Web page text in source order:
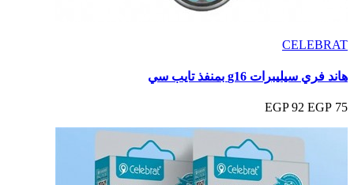
CELEBRAT
هاند فري سيليبرات g16 بمنفذ تايب سي
75 EGP
92 EGP